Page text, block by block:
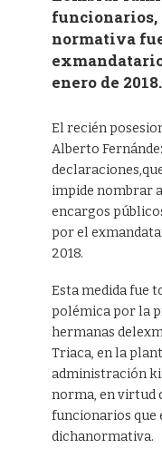
funcionarios,
normativa
enero de 2018.
El recién
Alberto
impide nombrar
encargos
por el
2018.
Esta medida fue
polémica por la
hermanas
Triaca, en la
administración
norma, en virtud
funcionarios que
dichanormativa.